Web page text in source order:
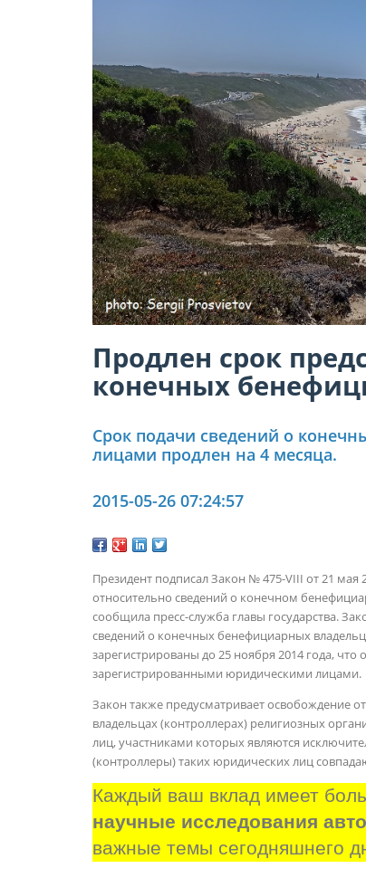
Продлен срок
конечных
Срок подачи сведений о
лицами продлен на 4 месяца.
2015-05-26 07:24:57
Президент подписал Закон № 475-VIII от 21
относительно сведений о конечном
сообщила пресс-служба главы государства.
сведений о конечных бенефициарных
зарегистрированы до 25 ноября 2014 года,
зарегистрированными юридическими лицами.
Закон также предусматривает освобождение
владельцах (контроллерах) религиозных
лиц, участниками которых являются
(контроллеры) таких юридических лиц
Каждый ваш вклад имеет
научные исследования
важные темы сегодняшнего